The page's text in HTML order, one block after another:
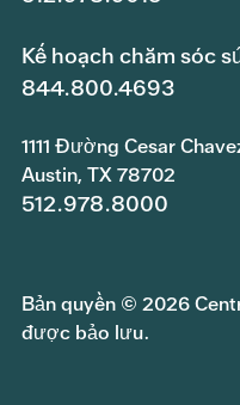
Kế hoạch chăm sóc
844.800.4693
1111 Đường Cesar
Austin, TX 78702
512.978.8000
Bản quyền © 2026
được bảo lưu.